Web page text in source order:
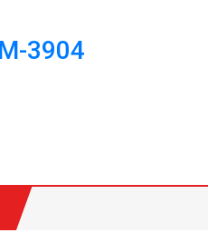
3904